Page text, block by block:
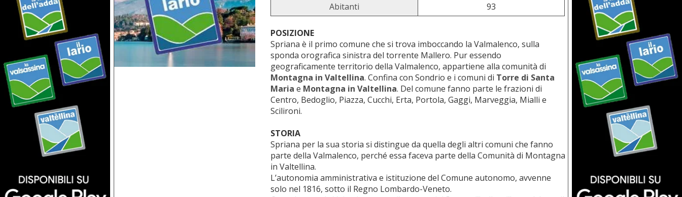
Abitanti
93
POSIZIONE
Spriana è il primo comune che si trova imboccando la Valmalenco, sulla
sponda orografica sinistra del torrente Mallero. Pur essendo
geograficamente territorio della Valmalenco, appartiene alla comunità di
Montagna in Valtellina. Confina con Sondrio e i comuni di Torre di Santa
Maria e Montagna in Valtellina. Del comune fanno parte le frazioni di
Centro, Bedoglio, Piazza, Cucchi, Erta, Portola, Gaggi, Marveggia, Mialli e
Scilironi.
STORIA
Spriana per la sua storia si distingue da quella degli altri comuni che fanno
parte della Valmalenco, perché essa faceva parte della Comunità di Montagna
in Valtellina.
L’autonomia amministrativa e istituzione del Comune autonomo, avvenne
solo nel 1816, sotto il Regno Lombardo-Veneto.